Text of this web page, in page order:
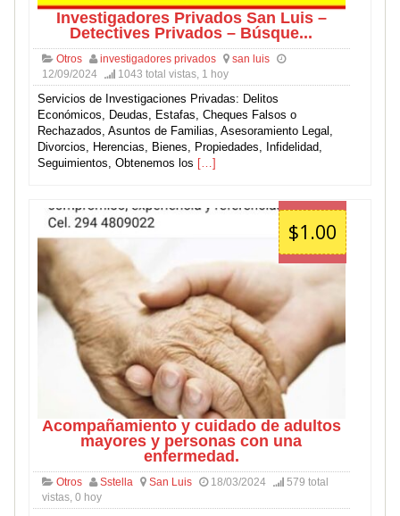
Investigadores Privados San Luis –
Detectives Privados – Búsque...
Otros investigadores privados
san luis
12/09/2024
1043 total vistas, 1 hoy
Servicios de Investigaciones Privadas: Delitos
Económicos, Deudas, Estafas, Cheques Falsos o
Rechazados, Asuntos de Familias, Asesoramiento Legal,
Divorcios, Herencias, Bienes, Propiedades, Infidelidad,
Seguimientos, Obtenemos los […]
$1.00
Acompañamiento y cuidado de adultos
mayores y personas con una
enfermedad.
Otros Sstella San Luis 18/03/2024
579 total
vistas, 0 hoy